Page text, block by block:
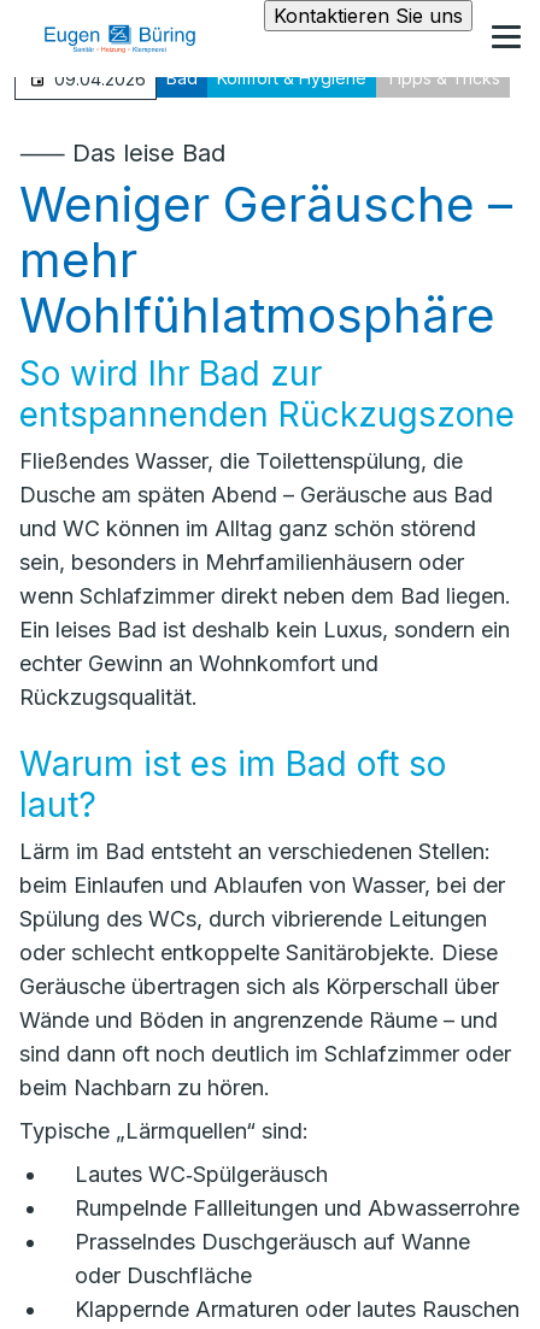
Kontaktieren Sie uns
09.04.2026 Bad Komfort & Hygiene Tipps & Tricks
⸺ Das leise Bad
Weniger Geräusche –
mehr
Wohlfühlatmosphäre
So wird Ihr Bad zur
entspannenden Rückzugszone
Fließendes Wasser, die Toilettenspülung, die
Dusche am späten Abend – Geräusche aus Bad
und WC können im Alltag ganz schön störend
sein, besonders in Mehrfamilienhäusern oder
wenn Schlafzimmer direkt neben dem Bad liegen.
Ein leises Bad ist deshalb kein Luxus, sondern ein
echter Gewinn an Wohnkomfort und
Rückzugsqualität.
Warum ist es im Bad oft so
laut?
Lärm im Bad entsteht an verschiedenen Stellen:
beim Einlaufen und Ablaufen von Wasser, bei der
Spülung des WCs, durch vibrierende Leitungen
oder schlecht entkoppelte Sanitärobjekte. Diese
Geräusche übertragen sich als Körperschall über
Wände und Böden in angrenzende Räume – und
sind dann oft noch deutlich im Schlafzimmer oder
beim Nachbarn zu hören.
Typische „Lärmquellen“ sind:
Lautes WC‑Spülgeräusch
Rumpelnde Fallleitungen und Abwasserrohre
Prasselndes Duschgeräusch auf Wanne
oder Duschfläche
Klappernde Armaturen oder lautes Rauschen